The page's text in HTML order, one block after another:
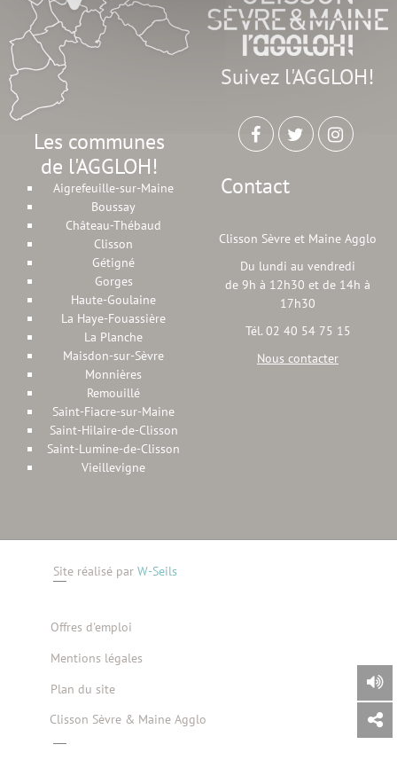
Les communes
de l'AGGLOH!
Aigrefeuille-sur-Maine
Boussay
Château-Thébaud
Clisson
Gétigné
Gorges
Haute-Goulaine
La Haye-Fouassière
La Planche
Maisdon-sur-Sèvre
Monnières
Remouillé
Saint-Fiacre-sur-Maine
Saint-Hilaire-de-Clisson
Saint-Lumine-de-Clisson
Vieillevigne
Suivez l'AGGLOH!
Contact
Clisson Sèvre et Maine Agglo
Du lundi au vendredi
de 9h à 12h30 et de 14h à
17h30
Tél. 02 40 54 75 15
Nous contacter
Site réalisé par W-Seils
Offres d'emploi
Mentions légales
Plan du site
Clisson Sèvre & Maine Agglo